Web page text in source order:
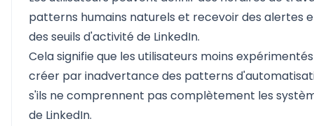
patterns humains naturels et recevoir des alertes
des seuils d'activité de LinkedIn.
Cela signifie que les utilisateurs moins
créer par inadvertance des patterns
s'ils ne comprennent pas complètement les
de LinkedIn.